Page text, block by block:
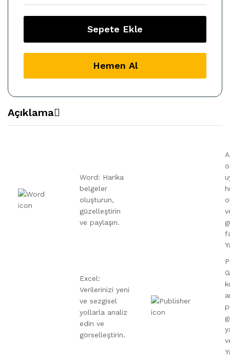
Plus
Retail
Sepete Ekle
Hemen Al
Açıklama
Word: Harika
belgeler
oluşturun,
güzelleştirin
ve paylaşın.
Excel:
Verilerinizi yeni
ve sezgisel
yollarla analiz
edin ve
görselleştirin.